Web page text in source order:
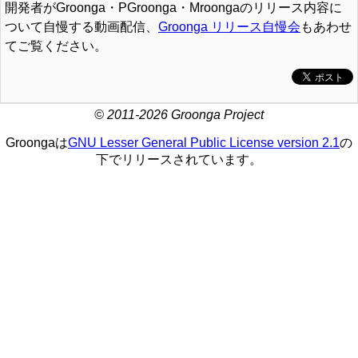
開発者がGroonga・PGroonga・Mroongaのリリース内容に
ついて自慢する動画配信、 Groonga リリース自慢会 もあわせ
てご覧ください。
© 2011-2026 Groonga Project
GroongaはGNU Lesser General Public License version 2.1の
下でリリースされています。